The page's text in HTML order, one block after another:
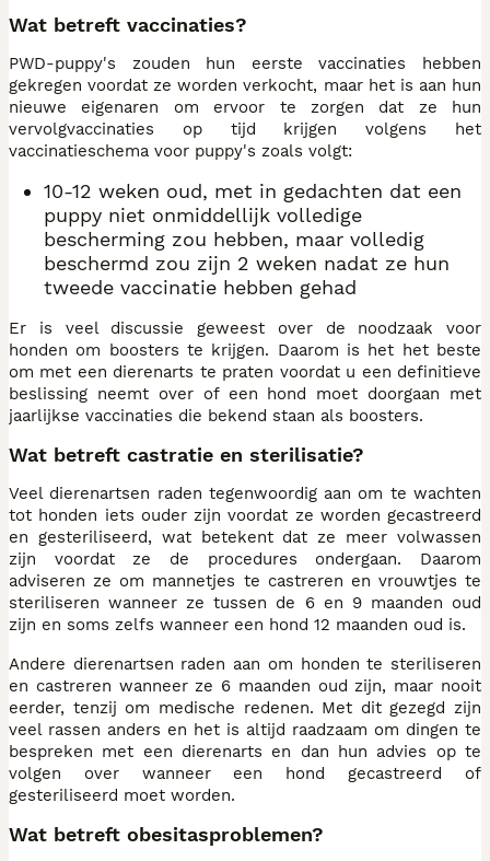
Wat betreft vaccinaties?
PWD-puppy's zouden hun eerste vaccinaties hebben
gekregen voordat ze worden verkocht, maar het is aan hun
nieuwe eigenaren om ervoor te zorgen dat ze hun
vervolgvaccinaties op tijd krijgen volgens het
vaccinatieschema voor puppy's zoals volgt:
10-12 weken oud, met in gedachten dat een
puppy niet onmiddellijk volledige
bescherming zou hebben, maar volledig
beschermd zou zijn 2 weken nadat ze hun
tweede vaccinatie hebben gehad
Er is veel discussie geweest over de noodzaak voor
honden om boosters te krijgen. Daarom is het het beste
om met een dierenarts te praten voordat u een definitieve
beslissing neemt over of een hond moet doorgaan met
jaarlijkse vaccinaties die bekend staan als boosters.
Wat betreft castratie en sterilisatie?
Veel dierenartsen raden tegenwoordig aan om te wachten
tot honden iets ouder zijn voordat ze worden gecastreerd
en gesteriliseerd, wat betekent dat ze meer volwassen
zijn voordat ze de procedures ondergaan. Daarom
adviseren ze om mannetjes te castreren en vrouwtjes te
steriliseren wanneer ze tussen de 6 en 9 maanden oud
zijn en soms zelfs wanneer een hond 12 maanden oud is.
Andere dierenartsen raden aan om honden te steriliseren
en castreren wanneer ze 6 maanden oud zijn, maar nooit
eerder, tenzij om medische redenen. Met dit gezegd zijn
veel rassen anders en het is altijd raadzaam om dingen te
bespreken met een dierenarts en dan hun advies op te
volgen over wanneer een hond gecastreerd of
gesteriliseerd moet worden.
Wat betreft obesitasproblemen?